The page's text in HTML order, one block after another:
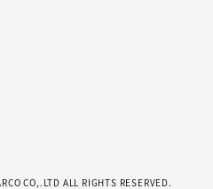
CO,.LTD ALL RIGHTS RESERVED.